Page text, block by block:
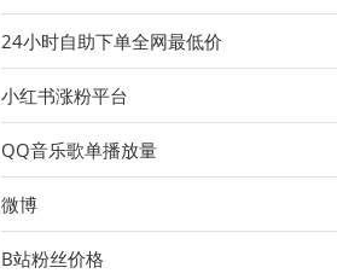
24小时自助下单全网最低价
小红书涨粉平台
QQ音乐歌单播放量
微博
B站粉丝价格